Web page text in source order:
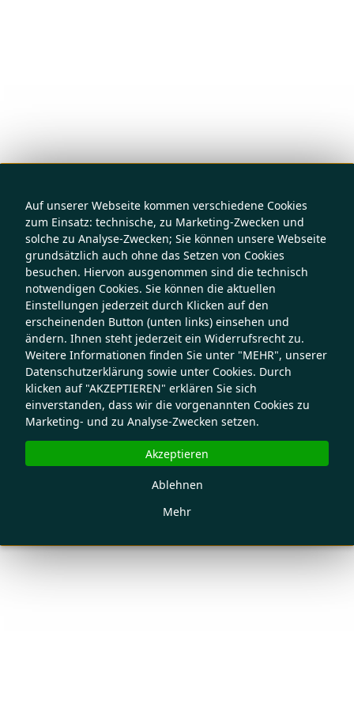
Auf unserer Webseite kommen verschiedene Cookies
zum Einsatz: technische, zu Marketing-Zwecken und
solche zu Analyse-Zwecken; Sie können unsere Webseite
grundsätzlich auch ohne das Setzen von Cookies
besuchen. Hiervon ausgenommen sind die technisch
notwendigen Cookies. Sie können die aktuellen
Einstellungen jederzeit durch Klicken auf den
erscheinenden Button (unten links) einsehen und
ändern. Ihnen steht jederzeit ein Widerrufsrecht zu.
Weitere Informationen finden Sie unter "MEHR", unserer
Datenschutzerklärung sowie unter Cookies. Durch
klicken auf "AKZEPTIEREN" erklären Sie sich
einverstanden, dass wir die vorgenannten Cookies zu
Marketing- und zu Analyse-Zwecken setzen.
Mehr
Ablehnen
Akzeptieren